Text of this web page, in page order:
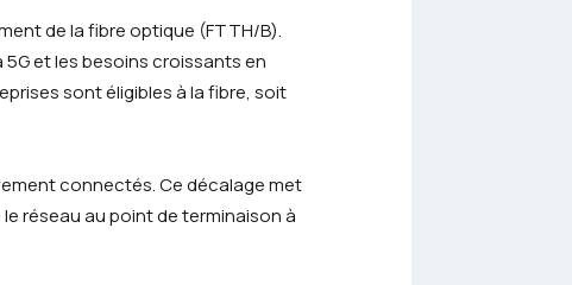
de la fibre optique (FTTH/B).
et les besoins croissants en
sont éligibles à la fibre, soit
connectés. Ce décalage met
réseau au point de terminaison à